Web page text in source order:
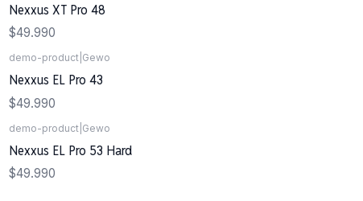
Nexxus XT Pro 48
$49.990
demo-product| Gewo
Nexxus EL Pro 43
$49.990
demo-product| Gewo
Nexxus EL Pro 53 Hard
$49.990